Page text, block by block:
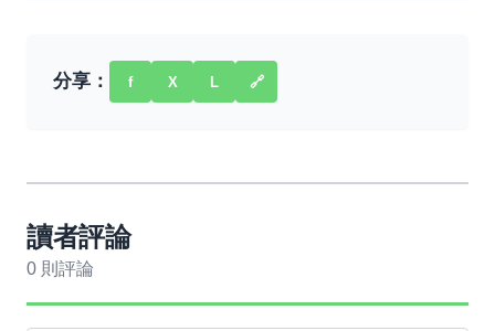
分享： f X L 🔗
讀者評論
0 則評論